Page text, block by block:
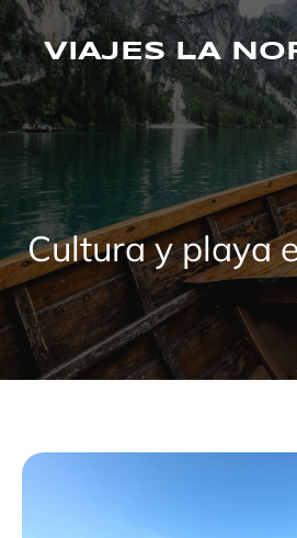
Saltar
al
contenidoVIAJES LA
Cultura y playa